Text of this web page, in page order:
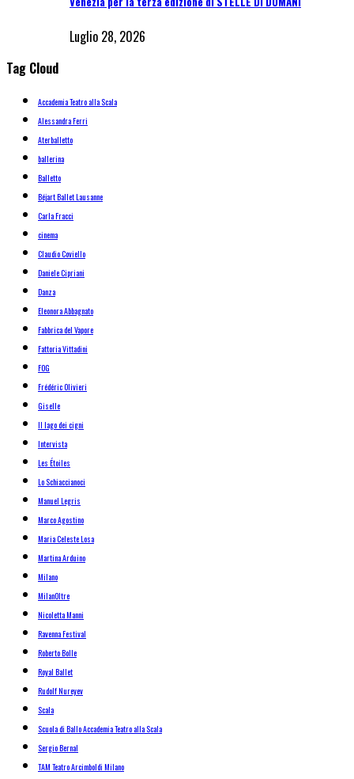
Luglio 28, 2026
Tag Cloud
Accademia Teatro alla Scala
Alessandra Ferri
Aterballetto
ballerina
Balletto
Béjart Ballet Lausanne
Carla Fracci
cinema
Claudio Coviello
Daniele Cipriani
Danza
Eleonora Abbagnato
Fabbrica del Vapore
Fattoria Vittadini
FOG
Frédéric Olivieri
Giselle
Il lago dei cigni
Intervista
Les Étoiles
Lo Schiaccianoci
Manuel Legris
Marco Agostino
Maria Celeste Losa
Martina Arduino
Milano
MilanOltre
Nicoletta Manni
Ravenna Festival
Roberto Bolle
Royal Ballet
Rudolf Nureyev
Scala
Scuola di Ballo Accademia Teatro alla Scala
Sergio Bernal
TAM Teatro Arcimboldi Milano